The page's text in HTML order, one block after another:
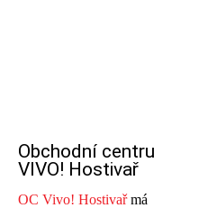
Obchodní centru
VIVO! Hostivař
OC Vivo! Hostivařmá